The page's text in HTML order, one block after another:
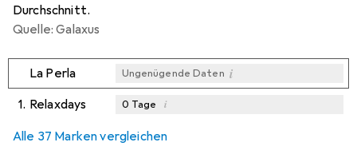
Durchschnitt.
Quelle: Galaxus
La Perla Ungenügende Daten i
1. Relaxdays 0 Tage i
Alle 37 Marken vergleichen